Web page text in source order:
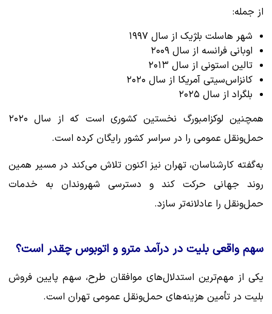
از جمله:
شهر هاسلت بلژیک از سال ۱۹۹۷
اوبانی فرانسه از سال ۲۰۰۹
تالین استونی از سال ۲۰۱۳
کانزاس‌سیتی آمریکا از سال ۲۰۲۰
بلگراد از سال ۲۰۲۵
همچنین لوکزامبورگ نخستین کشوری است که از سال ۲۰۲۰
حمل‌ونقل عمومی را در سراسر کشور رایگان کرده است.
به‌گفته کارشناسان، تهران نیز اکنون تلاش می‌کند در مسیر همین
روند جهانی حرکت کند و دسترسی شهروندان به خدمات
حمل‌ونقل را عادلانه‌تر سازد.
سهم واقعی بلیت در درآمد مترو و اتوبوس چقدر است؟
یکی از مهم‌ترین استدلال‌های موافقان طرح، سهم پایین فروش
بلیت در تأمین هزینه‌های حمل‌ونقل عمومی تهران است.